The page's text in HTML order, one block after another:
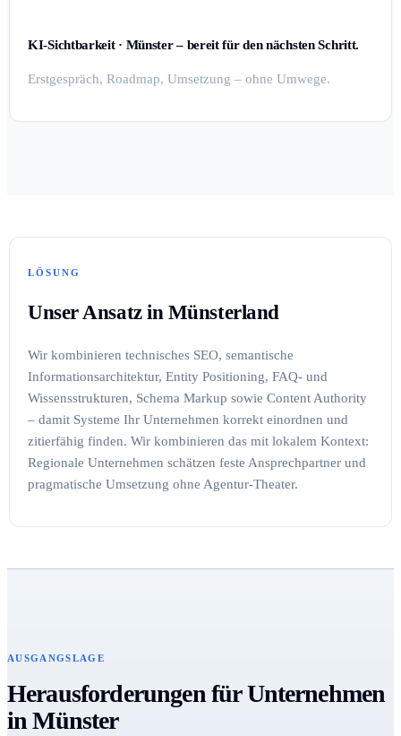
KI-Sichtbarkeit · Münster – bereit für den nächsten Schritt.
Erstgespräch, Roadmap, Umsetzung – ohne Umwege.
LÖSUNG
Unser Ansatz in Münsterland
Wir kombinieren technisches SEO, semantische
Informationsarchitektur, Entity Positioning, FAQ- und
Wissensstrukturen, Schema Markup sowie Content Authority
– damit Systeme Ihr Unternehmen korrekt einordnen und
zitierfähig finden. Wir kombinieren das mit lokalem Kontext:
Regionale Unternehmen schätzen feste Ansprechpartner und
pragmatische Umsetzung ohne Agentur-Theater.
AUSGANGSLAGE
Herausforderungen für Unternehmen
in Münster